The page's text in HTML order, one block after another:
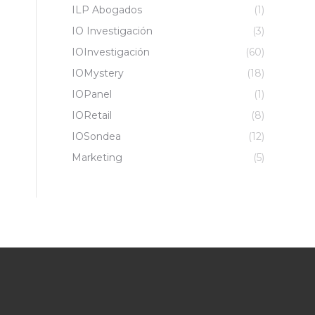
ILP Abogados
(1)
IO Investigación
(3)
IOInvestigación
(60)
IOMystery
(18)
IOPanel
(1)
IORetail
(8)
IOSondea
(12)
Marketing
(5)